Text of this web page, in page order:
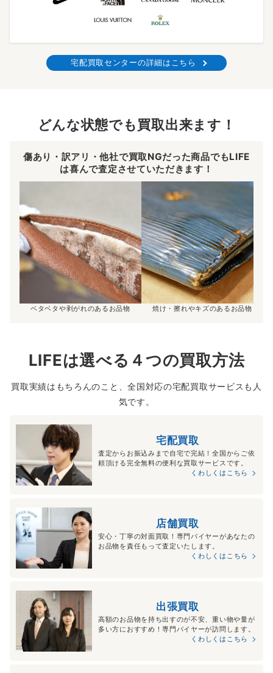
宅配買取センターの詳細はこちら
どんな状態でも買取出来ます！
傷あり・訳アリ・他社で買取NGだった商品でもLIFE
は喜んで査定させていただきます！
ベタベタや剥がれのあるお品物 焼け・擦れやキズのあるお品物
LIFEは選べる４つの買取方法
買取実績はもちろんのこと、全国対応の宅配買取サービスも人
気です。
宅配買取
査定からお振込みまで自宅で完結！全国からご依
頼頂ける完全無料の便利な買取サービスです。
くわしくはこちら
店舗買取
安心・丁寧の対面買取！専門バイヤーがあなたの
お品物を責任もって査定いたします。
くわしくはこちら
出張買取
高額のお品物を持ち出すのが不安、重い物や量が
多い方におすすめ！専門バイヤーが訪問します。
くわしくはこちら